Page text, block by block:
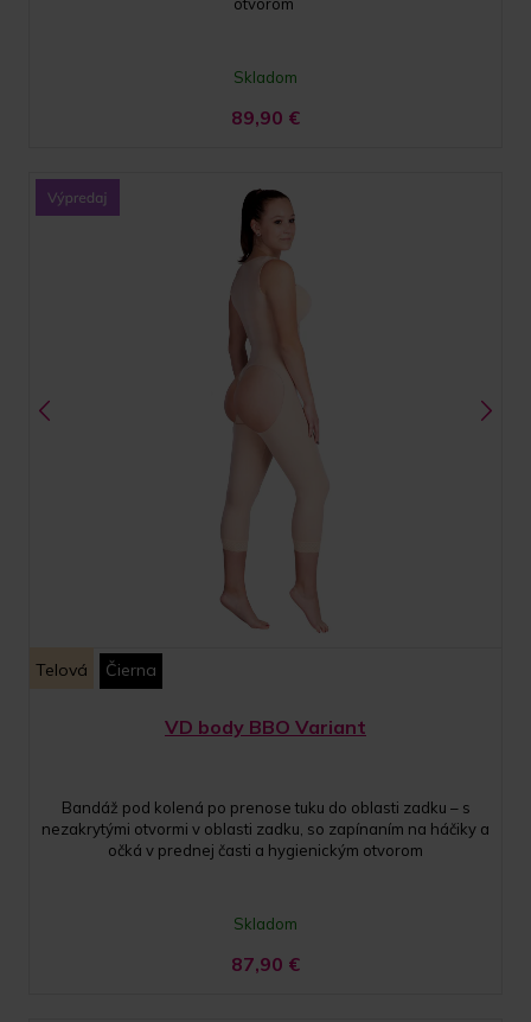
Skladom
89,90 €
Telová Čierna
VD body BBO Variant
Bandáž pod kolená po prenose tuku do oblasti zadku – s
nezakrytými otvormi v oblasti zadku, so zapínaním na háčiky a
očká v prednej časti a hygienickým otvorom
Skladom
87,90 €